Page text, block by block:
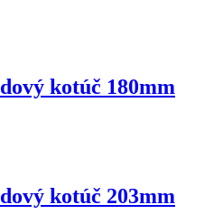
kotúč 180mm
kotúč 203mm